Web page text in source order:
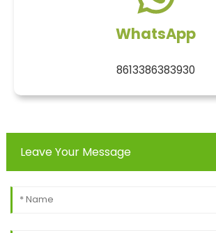
WhatsApp
8613386383930
Leave Your Message